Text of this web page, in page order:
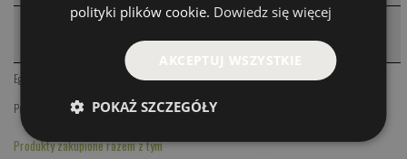
PRODUKTY PODOBNE
Egil
Cykada Rattlin
Przynęty Spinningowe Hand Made,Przynęty boleniowe
Produkty zakupione razem z tym
polityki plików cookie. Dowiedz się więcej
AKCEPTUJ WSZYSTKIE
POKAŻ SZCZEGÓŁY